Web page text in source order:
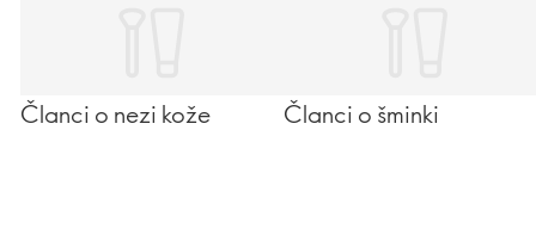
Članci o nezi kože Članci o šminki